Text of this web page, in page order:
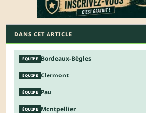
DANS CET ARTICLE
ÉQUIPE Bordeaux-Bègles
ÉQUIPE Clermont
ÉQUIPE Pau
ÉQUIPE Montpellier